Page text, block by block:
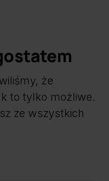
że
to tylko możliwe.
ze wszystkich